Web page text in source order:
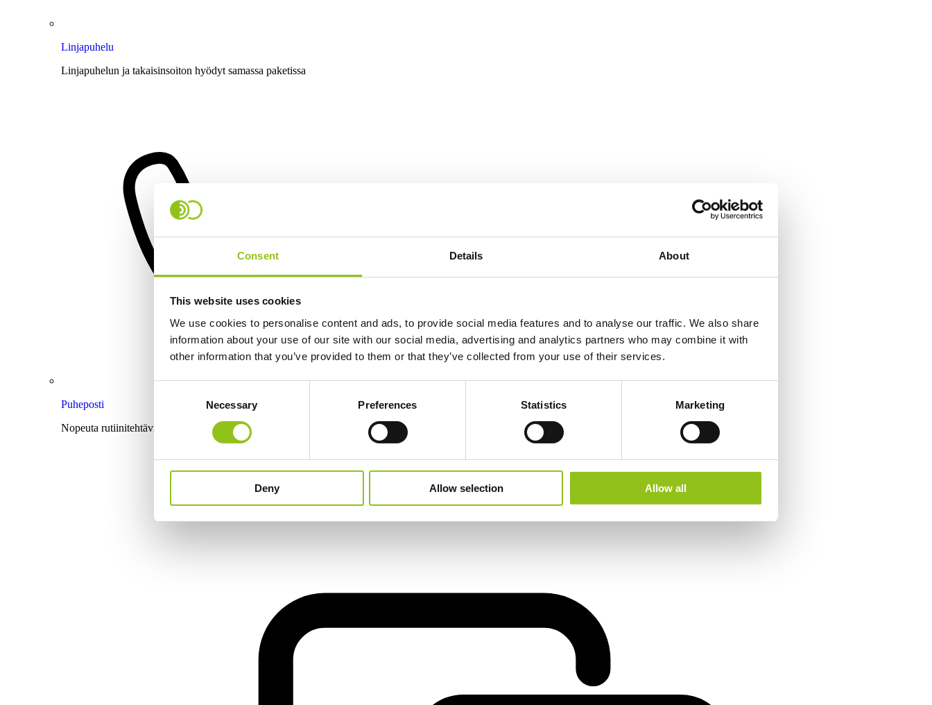
Consent Details About
This website uses cookies
We use cookies to personalise content and ads, to provide social media features and to analyse our traffic. We also share
information about your use of our site with our social media, advertising and analytics partners who may combine it with
other information that you’ve provided to them or that they’ve collected from your use of their services.
Necessary Preferences Statistics Marketing
Deny Allow selection Allow all
Linjapuhelu
Linjapuhelun ja takaisinsoiton hyödyt samassa paketissa
Puheposti
Nopeuta rutiinitehtäviä ääniviestillä saamiesi esitietojen avulla